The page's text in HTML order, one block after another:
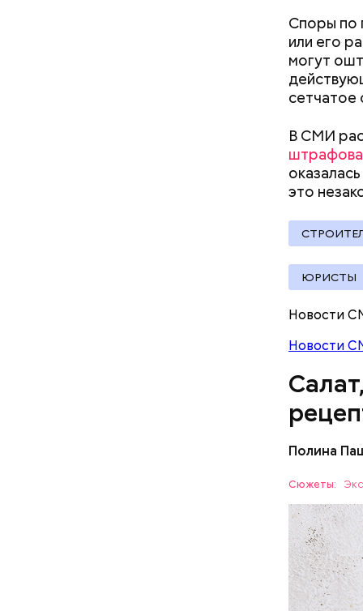
Споры по
или его
могут
сетчатое
В СМИ
это
ЮРИСТЫ
Новости
Новости
Полина
Сюжеты:
чеснок;
соль.
ЕДА
Вред
Фото: